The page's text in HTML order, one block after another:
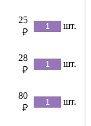
25
₽
шт.
28
₽
шт.
80
₽
шт.